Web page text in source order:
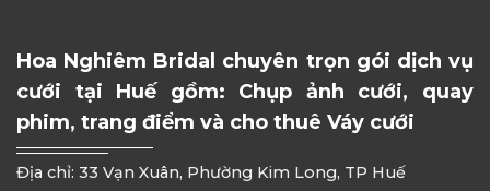
Hoa Nghiêm Bridal chuyên trọn gói dịch vụ
cưới tại Huế gồm: Chụp ảnh cưới, quay
phim, trang điểm và cho thuê Váy cưới
Địa chỉ: 33 Vạn Xuân, Phường Kim Long, TP Huế